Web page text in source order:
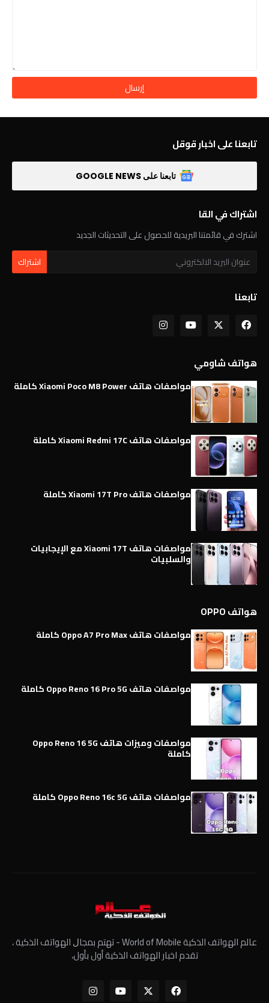
تابعنا على اخبار قوقل
تابعنا على GOOGLE NEWS
اشتراك في القا
اشترك في قائمتنا البريدية للحصول على التحديثات الجديد
تابعنا
هواتف شاومي
مواصفات هاتف Xiaomi Poco M8 Power كاملة
مواصفات هاتف Xiaomi Redmi 17C كاملة
مواصفات هاتف Xiaomi 17T Pro كاملة
مواصفات هاتف Xiaomi 17T مع الإيجابيات
والسلبيات
هواتف OPPO
مواصفات هاتف Oppo A7 Pro Max كاملة
مواصفات هاتف Oppo Reno 16 Pro 5G كاملة
مواصفات وميزات هاتف Oppo Reno 16 5G
كاملة
مواصفات هاتف Oppo Reno 16c 5G كاملة
عالم الهواتف الذكية World of Mobile - ﺗﻬﺘﻢ ﺑﻤﺠﺎﻝ الهواتف الذكية ،
تقدم اخبار الهواتف الذكية أول بأول،